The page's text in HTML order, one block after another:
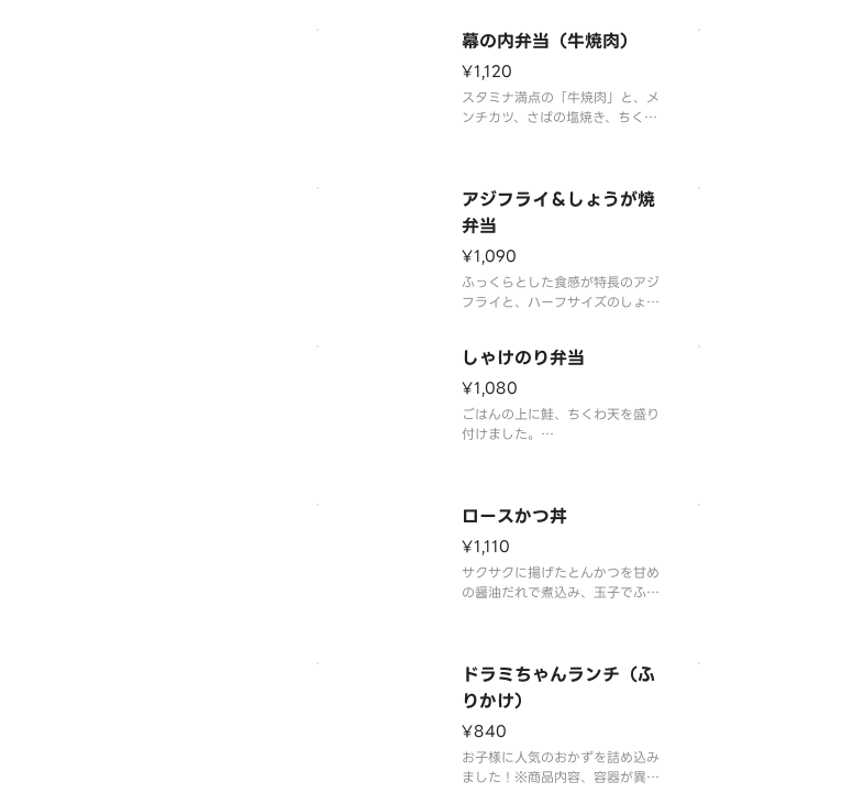
こだわりのカレーです。ウインナ
ートッピングをお楽しみくださ
い。※商品内容、容器が異なる場
合が御座います。
幕の内弁当（牛焼肉）
¥1,120
スタミナ満点の「牛焼肉」と、メ
ンチカツ、さばの塩焼き、ちくわ
た。肉、魚、野菜をバランスよく
楽しめる、彩り豊かな幕の内弁当
です。※商品内容、容器が異なる
場合が御座います。
アジフライ＆しょうが焼
弁当
¥1,090
ふっくらとした食感が特長のアジ
フライと、ハーフサイズのしょう
容器が異なる場合は御座います。
しゃけのり弁当
¥1,080
ごはんの上に鮭、ちくわ天を盛り
付けました。
ロースかつ丼
¥1,110
サクサクに揚げたとんかつを甘め
の醤油だれで煮込み、玉子でふん
ドラミちゃんランチ（ふ
りかけ）
¥840
お子様に人気のおかずを詰め込み
ました！※商品内容、容器が異な